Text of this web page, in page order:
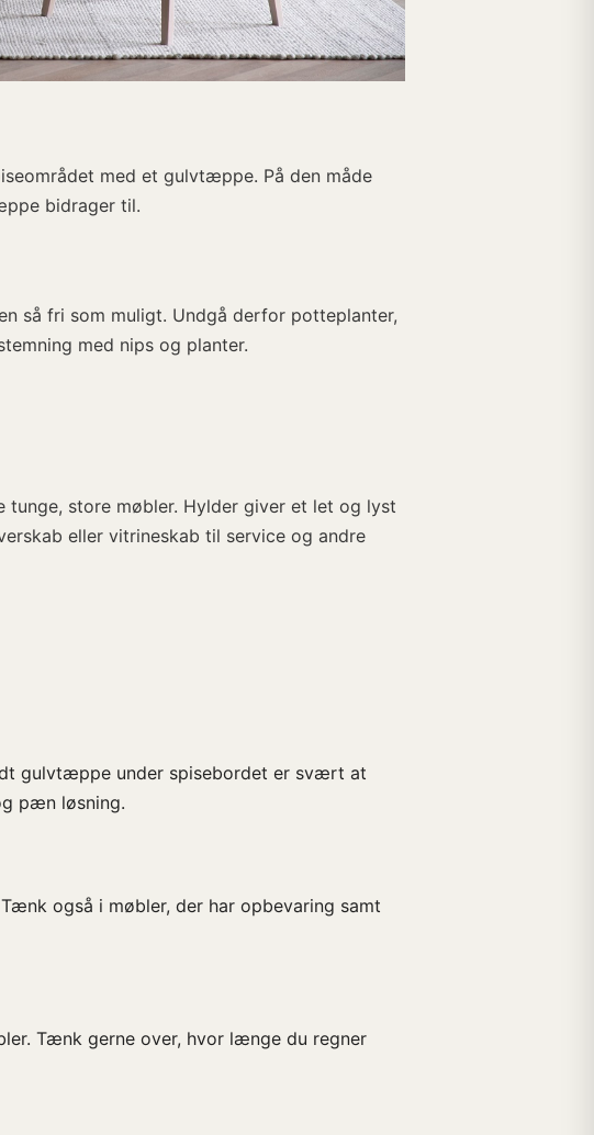
med et gulvtæppe. På den måde
bidrager til.
så fri som muligt. Undgå derfor potteplanter,
med nips og planter.
tunge, store møbler. Hylder giver et let og lyst
eller vitrineskab til service og andre
gulvtæppe under spisebordet er svært at
pæn løsning.
også i møbler, der har opbevaring samt
Tænk gerne over, hvor længe du regner